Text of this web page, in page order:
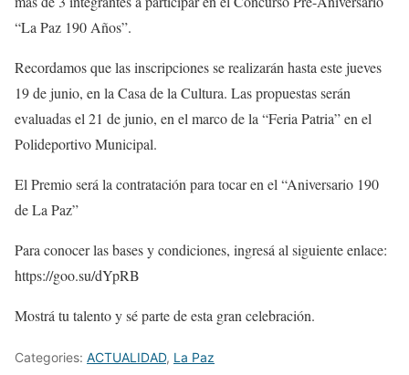
“La Paz 190 Años”.
Recordamos que las inscripciones se realizarán hasta este jueves
19 de junio, en la Casa de la Cultura. Las propuestas serán
evaluadas el 21 de junio, en el marco de la “Feria Patria” en el
Polideportivo Municipal.
El Premio será la contratación para tocar en el “Aniversario 190
de La Paz”
Para conocer las bases y condiciones, ingresá al siguiente enlace:
https://goo.su/dYpRB
Mostrá tu talento y sé parte de esta gran celebración.
Categories: ACTUALIDAD, La Paz